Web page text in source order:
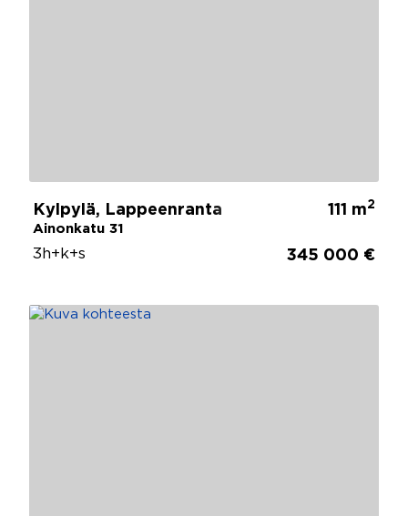
Kylpylä, Lappeenranta
Ainonkatu 31
111 m2
3h+k+s 345 000 €